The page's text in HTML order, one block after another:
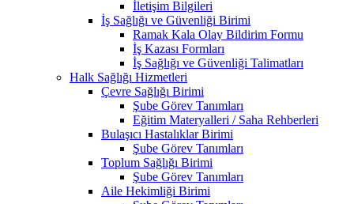
İletişim Bilgileri
İş Sağlığı ve Güvenliği Birimi
Ramak Kala Olay Bildirim Formu
İş Kazası Formları
İş Sağlığı ve Güvenliği Talimatları
Halk Sağlığı Hizmetleri
Çevre Sağlığı Birimi
Şube Görev Tanımları
Eğitim Materyalleri / Saha Rehberleri
Bulaşıcı Hastalıklar Birimi
Şube Görev Tanımları
Toplum Sağlığı Birimi
Şube Görev Tanımları
Aile Hekimliği Birimi